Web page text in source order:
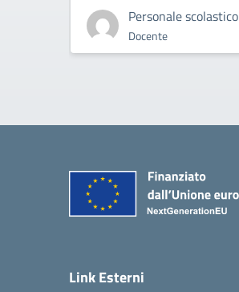
Personale scolastico
Docente
Link Esterni